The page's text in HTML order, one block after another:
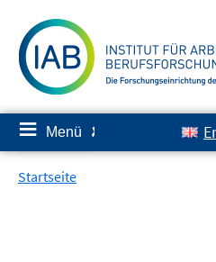
zum
Inhalt
≡ Menü ✘
Startseite